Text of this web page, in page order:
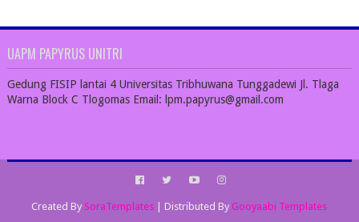
UAPM PAPYRUS UNITRI
Gedung FISIP lantai 4 Universitas Tribhuwana Tunggadewi Jl. Tlaga
Warna Block C Tlogomas Email: lpm.papyrus@gmail.com
Created By SoraTemplates | Distributed By Gooyaabi Templates